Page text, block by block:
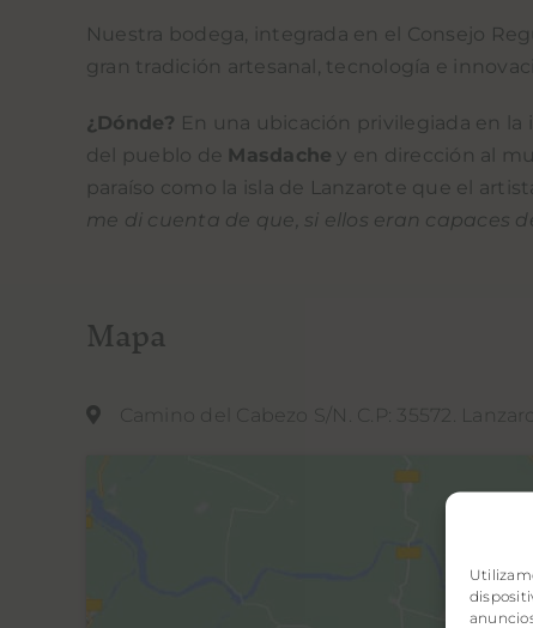
Nuestra bodega, integrada en el Consejo
gran tradición artesanal, tecnología e
¿Dónde? En una ubicación privilegiada en la
del pueblo de Masdache y en dirección al
paraíso como la isla de Lanzarote que el
me di cuenta de que, si ellos eran capaces
Mapa
Camino del Cabezo S/N. C.P: 35572.